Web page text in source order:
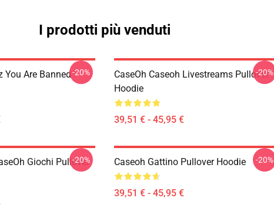
I prodotti più venduti
You Are Banned-20%
CaseOh Caseoh Livestreams Pullover
Hoodie
39,51 € - 45,95 €
-20%
Giochi Pullover
-20% Caseoh Gattino Pullover Hoodie
39,51 € - 45,95 €
-20%